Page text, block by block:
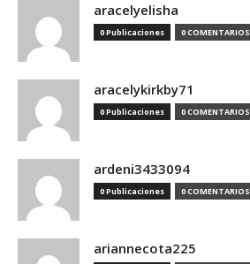
aracelyelisha
0 Publicaciones 0 COMENTARIOS
aracelykirkby71
0 Publicaciones 0 COMENTARIOS
ardeni3433094
0 Publicaciones 0 COMENTARIOS
ariannecota225